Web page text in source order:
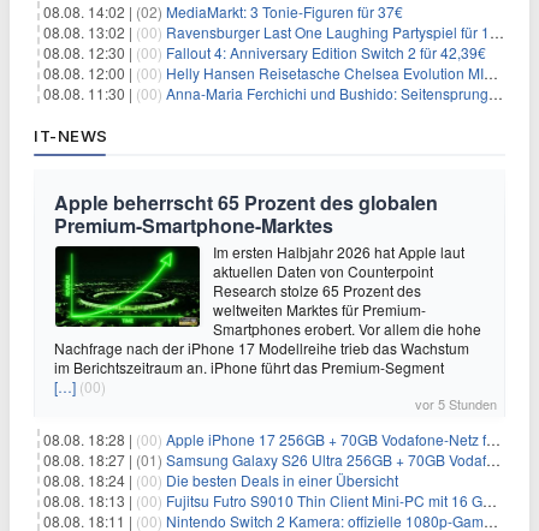
08.08. 14:02 | (02) MediaMarkt: 3 Tonie-Figuren für 37€
08.08. 13:02 | (00) Ravensburger Last One Laughing Partyspiel für 14,04€
08.08. 12:30 | (00) Fallout 4: Anniversary Edition Switch 2 für 42,39€
08.08. 12:00 | (00) Helly Hansen Reisetasche Chelsea Evolution MID 54L für 29,99€
08.08. 11:30 | (00) Anna-Maria Ferchichi und Bushido: Seitensprung wäre kein Trennungsgrund
IT-NEWS
Apple beherrscht 65 Prozent des globalen
Premium-Smartphone-Marktes
Im ersten Halbjahr 2026 hat Apple laut
aktuellen Daten von Counterpoint
Research stolze 65 Prozent des
weltweiten Marktes für Premium-
Smartphones erobert. Vor allem die hohe
Nachfrage nach der iPhone 17 Modellreihe trieb das Wachstum
im Berichtszeitraum an. iPhone führt das Premium-Segment
[…] (00)
vor 5 Stunden
08.08. 18:28 | (00) Apple iPhone 17 256GB + 70GB Vodafone-Netz für 34,99€/Monat (effektiv 6,41€/Monat)
08.08. 18:27 | (01) Samsung Galaxy S26 Ultra 256GB + 70GB Vodafone-Netz für 34,99€/Monat (effektiv 4,74€/Monat)
08.08. 18:24 | (00) Die besten Deals in einer Übersicht
08.08. 18:13 | (00) Fujitsu Futro S9010 Thin Client Mini-PC mit 16 GB RAM für 100€
08.08. 18:11 | (00) Nintendo Switch 2 Kamera: offizielle 1080p-GameChat-Kamera für 19,99€